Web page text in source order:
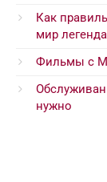
Как
мир
Фильмы с
нужно